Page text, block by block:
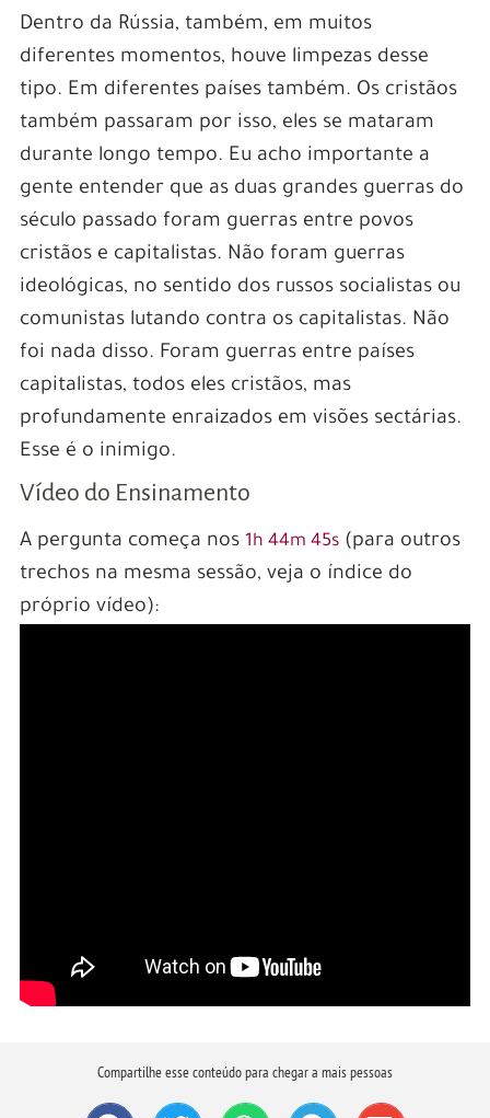
Dentro da Rússia, também, em muitos
diferentes momentos, houve limpezas desse
tipo. Em diferentes países também. Os cristãos
também passaram por isso, eles se mataram
durante longo tempo. Eu acho importante a
gente entender que as duas grandes guerras do
século passado foram guerras entre povos
cristãos e capitalistas. Não foram guerras
ideológicas, no sentido dos russos socialistas ou
comunistas lutando contra os capitalistas. Não
foi nada disso. Foram guerras entre países
capitalistas, todos eles cristãos, mas
profundamente enraizados em visões sectárias.
Esse é o inimigo.
Vídeo do Ensinamento
A pergunta começa nos 1h 44m 45s(para outros
trechos na mesma sessão, veja o índice do
próprio vídeo):
Compartilhe esse conteúdo para chegar a mais pessoas